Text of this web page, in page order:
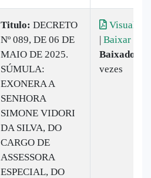
Titulo: DECRETO
Nº 089, DE 06 DE
MAIO DE 2025.
SÚMULA:
EXONERA A
SENHORA
SIMONE VIDORI
DA SILVA, DO
CARGO DE
ASSESSORA
ESPECIAL, DO
Visualizar
| Baixar
Baixado:
vezes